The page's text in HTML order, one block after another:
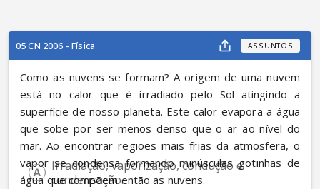
05 CN 2006 - Física ASSUNTOS
Como as nuvens se formam? A origem de uma nuvem
está no calor que é irradiado pelo Sol atingindo a
superfície de nosso planeta. Este calor evapora a água
que sobe por ser menos denso que o ar ao nível do
mar. Ao encontrar regiões mais frias da atmosfera, o
vapor se condensa formando minúsculas gotinhas de
água que compõem então as nuvens.
Irradiação, vaporização, condução e
condensação.